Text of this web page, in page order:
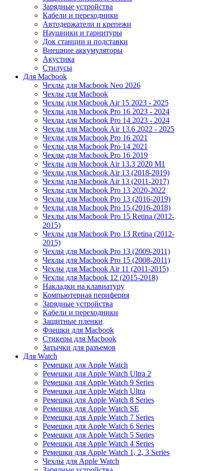
Зарядные устройства
Кабели и переходники
Автодержатели и крепежи
Наушники и гарнитуры
Док станции и подставки
Внешние аккумуляторы
Акустика
Стилусы
Для Macbook
Чехлы для Macbook Neo 2026
Чехлы для Macbook
Чехлы для Macbook Air 15 2023 - 2025
Чехлы для Macbook Pro 16 2023 - 2024
Чехлы для Macbook Pro 14 2023 - 2024
Чехлы для Macbook Air 13.6 2022 - 2025
Чехлы для Macbook Pro 16 2021
Чехлы для Macbook Pro 14 2021
Чехлы для Macbook Pro 16 2019
Чехлы для Macbook Air 13.3 2020 M1
Чехлы для Macbook Air 13 (2018-2019)
Чехлы для Macbook Air 13 (2011-2017)
Чехлы для Macbook Pro 13 2020-2022
Чехлы для Macbook Pro 13 (2016-2019)
Чехлы для Macbook Pro 15 (2016-2018)
Чехлы для Macbook Pro 15 Retina (2012-
2015)
Чехлы для Macbook Pro 13 Retina (2012-
2015)
Чехлы для Macbook Pro 13 (2009-2011)
Чехлы для Macbook Pro 15 (2008-2011)
Чехлы для Macbook Air 11 (2011-2015)
Чехлы для Macbook 12 (2015-2018)
Накладки на клавиатуру
Компьютерная периферия
Зарядные устройства
Кабели и переходники
Защитные пленки
Флешки для Macbook
Стикеры для Macbook
Затычки для разъемов
Для Watch
Ремешки для Apple Watch
Ремешки для Apple Watch Ultra 2
Ремешки для Apple Watch 9 Series
Ремешки для Apple Watch Ultra
Ремешки для Apple Watch 8 Series
Ремешки для Apple Watch SE
Ремешки для Apple Watch 7 Series
Ремешки для Apple Watch 6 Series
Ремешки для Apple Watch 5 Series
Ремешки для Apple Watch 4 Series
Ремешки для Apple Watch 1, 2, 3 Series
Чехлы для Apple Watch